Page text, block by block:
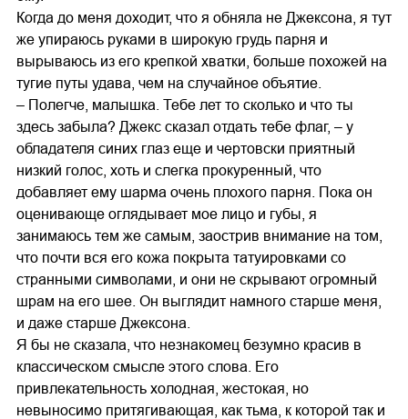
Когда до меня доходит, что я обняла не Джексона, я тут
же упираюсь руками в широкую грудь парня и
вырываюсь из его крепкой хватки, больше похожей на
тугие путы удава, чем на случайное объятие.
– Полегче, малышка. Тебе лет то сколько и что ты
здесь забыла? Джекс сказал отдать тебе флаг, – у
обладателя синих глаз еще и чертовски приятный
низкий голос, хоть и слегка прокуренный, что
добавляет ему шарма очень плохого парня. Пока он
оценивающе оглядывает мое лицо и губы, я
занимаюсь тем же самым, заострив внимание на том,
что почти вся его кожа покрыта татуировками со
странными символами, и они не скрывают огромный
шрам на его шее. Он выглядит намного старше меня,
и даже старше Джексона.
Я бы не сказала, что незнакомец безумно красив в
классическом смысле этого слова. Его
привлекательность холодная, жестокая, но
невыносимо притягивающая, как тьма, к которой так и